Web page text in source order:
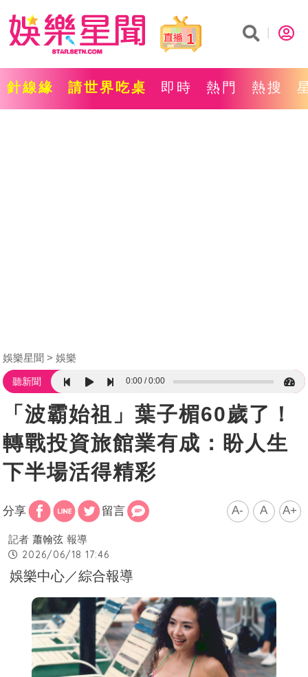
1
針線緣 請世界吃桌 即時 熱門 熱搜
娛樂星聞 娛樂
聽新聞 0:00 0:00
「波霸始祖」葉子楣60歲了！
轉戰投資旅館業有成：盼人生
下半場活得精彩
分享 留言 A- A A+
記者 蕭翰弦 報導
2026/06/18 17:46
娛樂中心／綜合報導